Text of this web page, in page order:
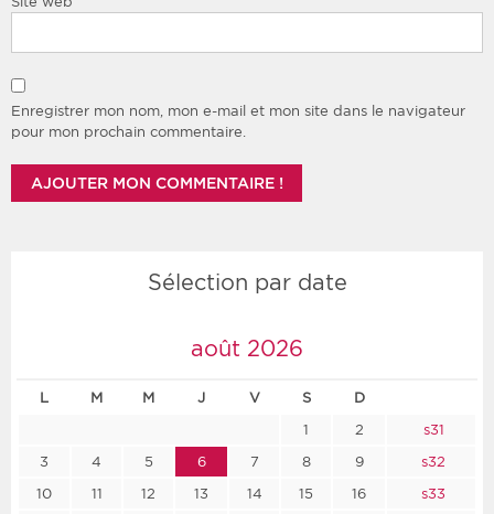
Enregistrer mon nom, mon e-mail et mon site dans le navigateur
pour mon prochain commentaire.
Sélection par date
août 2026
L M M J V S D
1 2
s31
3
4 5 6 7 8 9
s32
10
11 12 13 14 15 16
s33